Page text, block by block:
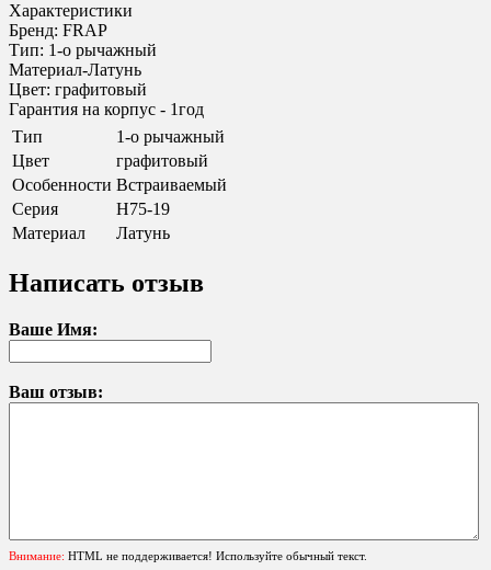
Характеристики
Бренд: FRAP
Тип: 1-о рычажный
Материал-Латунь
Цвет: графитовый
Гарантия на корпус - 1год
Тип
1-о рычажный
Цвет
графитовый
Особенности Встраиваемый
Серия
H75-19
Материал
Латунь
Написать отзыв
Ваше Имя:
Ваш отзыв:
Внимание: HTML не поддерживается! Используйте обычный текст.